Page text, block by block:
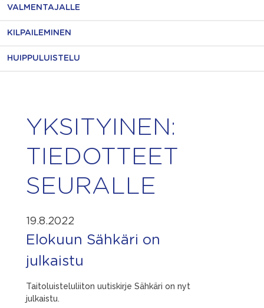
VALMENTAJALLE
KILPAILEMINEN
HUIPPULUISTELU
YKSITYINEN:
TIEDOTTEET
SEURALLE
19.8.2022
Elokuun Sähkäri on
julkaistu
Taitoluisteluliiton uutiskirje Sähkäri on nyt
julkaistu.